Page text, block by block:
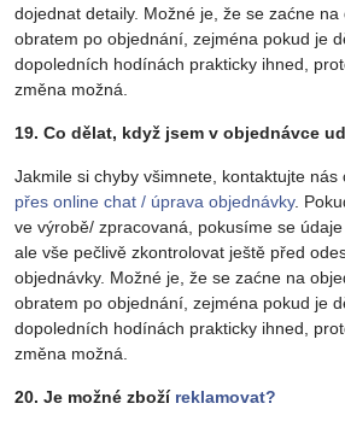
dojednat detaily. Možné je, že se zaćne
obratem po objednání, zejména pokud je
dopoledních hodínách prakticky ihned,
změna možná.
19. Co dělat, když jsem v objednávce
Jakmile si chyby všimnete, kontaktujte nás
přes online chat / úprava objednávky.
ve výrobě/ zpracovaná, pokusíme se
ale vše pečlivě zkontrolovat ještě před
objednávky. Možné je, že se zaćne na
obratem po objednání, zejména pokud je
dopoledních hodínách prakticky ihned,
změna možná.
20. Je možné zboží reklamovat?